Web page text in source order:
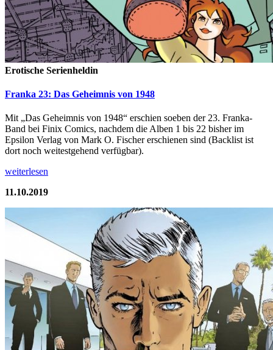
Erotische Serienheldin
Franka 23: Das Geheimnis von 1948
Mit „Das Geheimnis von 1948“ erschien soeben der 23. Franka-
Band bei Finix Comics, nachdem die Alben 1 bis 22 bisher im
Epsilon Verlag von Mark O. Fischer erschienen sind (Backlist ist
dort noch weitestgehend verfügbar).
weiterlesen
11.10.2019